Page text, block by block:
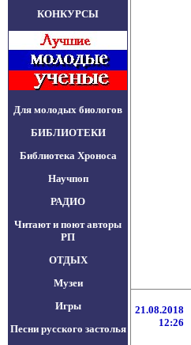
КОНКУРСЫ
Для молодых биологов
БИБЛИОТЕКИ
Библиотека Хроноса
Научпоп
РАДИО
Читают и поют авторы
РП
ОТДЫХ
Музеи
Игры
Песни русского застолья
21.08.2018
12:26